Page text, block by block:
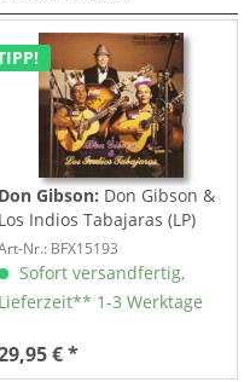
Don Gibson: Don Gibson &
Los Indios Tabajaras (LP)
Nr.: BFX15193
Sofort versandfertig,
Lieferzeit** 1-3 Werktage
€ *